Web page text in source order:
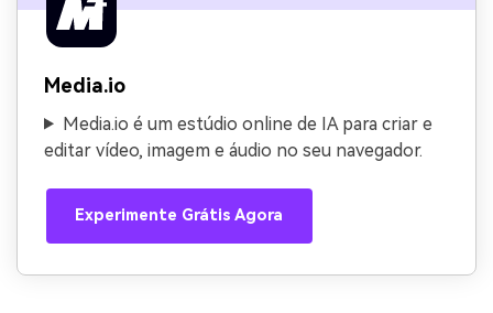
Media.io
Media.io é um estúdio online de IA para criar e
editar vídeo, imagem e áudio no seu navegador.
Experimente Grátis Agora